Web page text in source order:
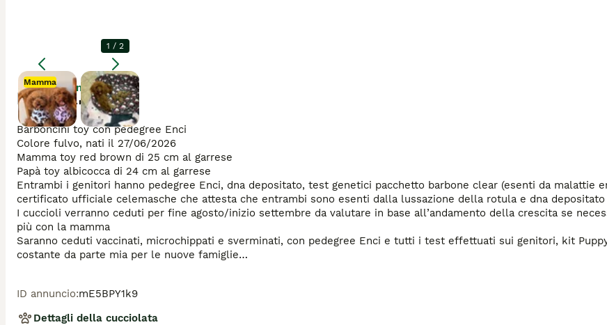
Mamma
Ingrandire
1 / 2
Mamma
Descrizione
Barboncini toy con pedegree Enci
Colore fulvo, nati il 27/06/2026
Mamma toy red brown di 25 cm al garrese
Papà toy albicocca di 24 cm al garrese
Entrambi i genitori hanno pedegree Enci, dna depositato, test genetici pacchetto barbone clear (esenti da malattie
certificato ufficiale celemasche che attesta che entrambi sono esenti dalla lussazione della rotula e dna depositato
I cuccioli verranno ceduti per fine agosto/inizio settembre da valutare in base all’andamento della crescita se
più con la mamma
Saranno ceduti vaccinati, microchippati e sverminati, con pedegree Enci e tutti i test effettuati sui genitori, kit
costante da parte mia per le nuove famiglie
Preciso che i cuccioli verranno ceduti solo a famiglie che superano i requisiti che ritengo necessari per un cucciolo
quali tempo da dedicare e amore per gli animali
ID annuncio:mE5BPY1k9
Dettagli della cucciolata